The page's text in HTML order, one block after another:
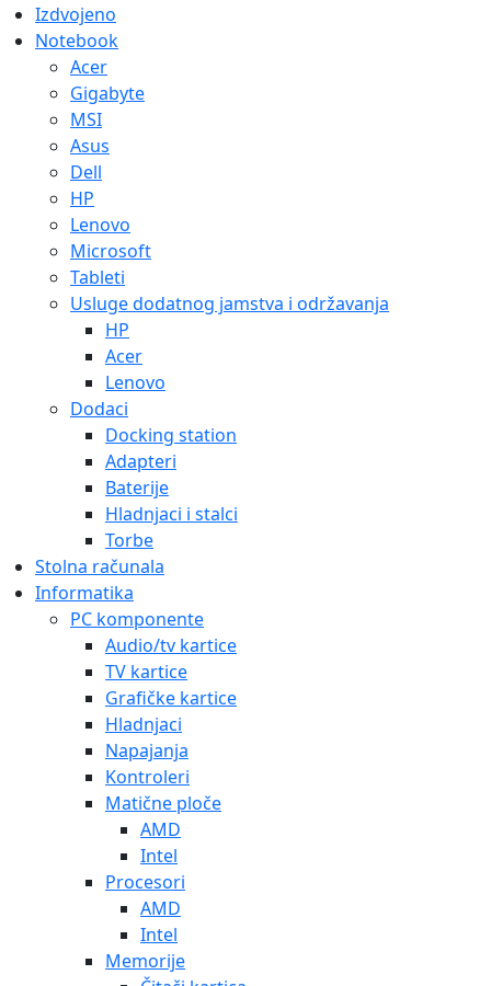
Izdvojeno
Notebook
Acer
Gigabyte
MSI
Asus
Dell
HP
Lenovo
Microsoft
Tableti
Usluge dodatnog jamstva i održavanja
HP
Acer
Lenovo
Dodaci
Docking station
Adapteri
Baterije
Hladnjaci i stalci
Torbe
Stolna računala
Informatika
PC komponente
Audio/tv kartice
TV kartice
Grafičke kartice
Hladnjaci
Napajanja
Kontroleri
Matične ploče
AMD
Intel
Procesori
AMD
Intel
Memorije